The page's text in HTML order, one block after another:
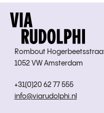
Rombout
1052 VW Amsterdam
+31(0)20 62 77 555
info@viarudolphi.nl